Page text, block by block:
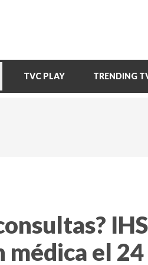
TVC PLAY TRENDING
médica el